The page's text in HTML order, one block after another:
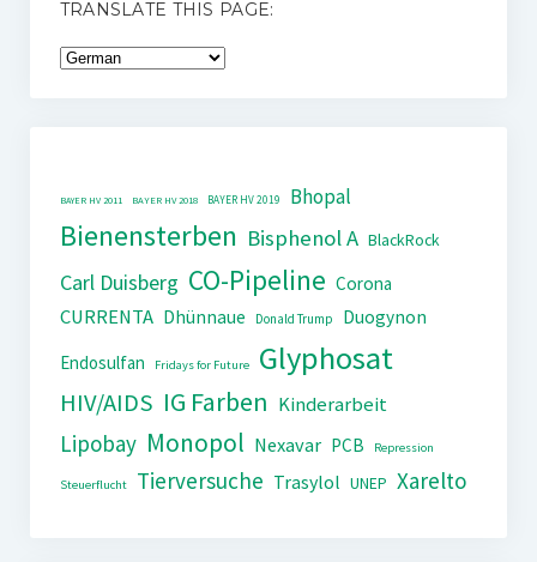
TRANSLATE THIS PAGE:
BAYER HV 2011 BAYER HV 2018 BAYER HV 2019 Bhopal
Bienensterben Bisphenol A BlackRock
Carl Duisberg CO-Pipeline Corona
CURRENTA Dhünnaue Donald Trump
Duogynon
Endosulfan
Fridays for Future Glyphosat
HIV/AIDS IG Farben Kinderarbeit
Lipobay Monopol Nexavar PCB Repression
Steuerflucht Tierversuche Trasylol UNEP Xarelto